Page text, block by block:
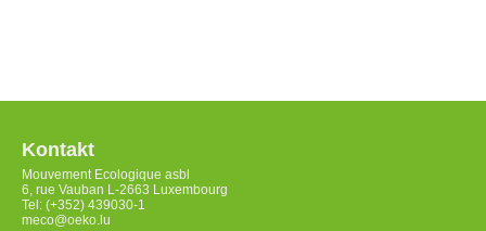
Kontakt
Mouvement Ecologique asbl
6, rue Vauban L-2663 Luxembourg
Tel: (+352) 439030-1
meco@oeko.lu